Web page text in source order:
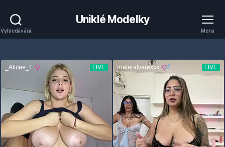
Vyhledávání
Uniklé Modelky
Menu